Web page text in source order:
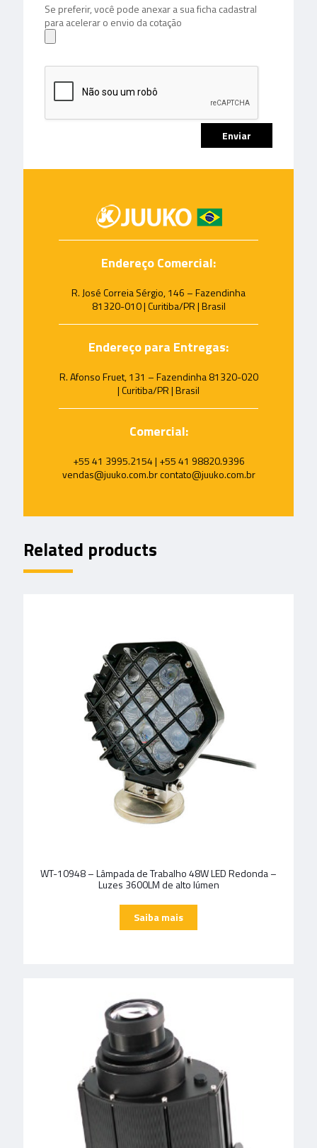
Se preferir, você pode anexar a sua ficha cadastral
para acelerar o envio da cotação
Endereço Comercial:
R. José Correia Sérgio, 146 – Fazendinha
81320-010 | Curitiba/PR | Brasil
Endereço para Entregas:
R. Afonso Fruet, 131 – Fazendinha 81320-020
| Curitiba/PR | Brasil
Comercial:
+55 41 3995.2154 | +55 41 98820.9396
vendas@juuko.com.br contato@juuko.com.br
Related products
WT-10948 – Lâmpada de Trabalho 48W LED Redonda –
Luzes 3600LM de alto lúmen